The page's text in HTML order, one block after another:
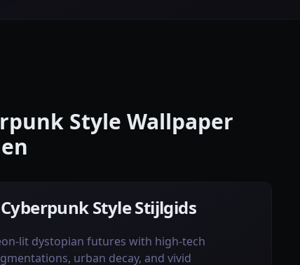
Style Wallpaper
Cyberpunk Style Stijlgids
lit dystopian futures with high-tech
urban decay, and vivid